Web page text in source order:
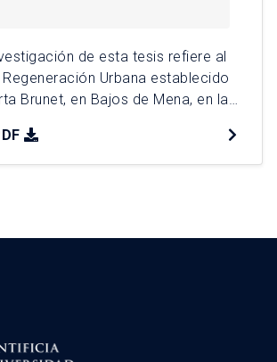
de esta tesis refiere al
Urbana establecido
Brunet, en Bajos de Mena, en la
participación ciudadana
y sus efectos sociales dentro del